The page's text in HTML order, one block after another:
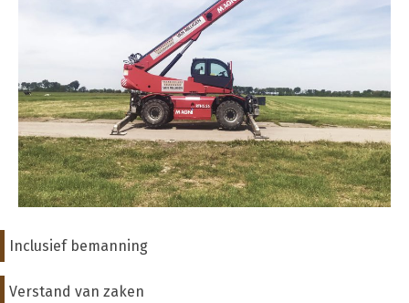
Inclusief bemanning
Verstand van zaken